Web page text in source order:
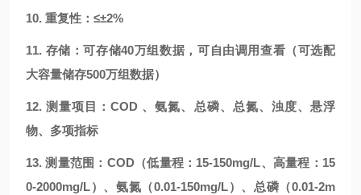
10. 重复性：≤±2%
11. 存储：可存储40万组数据，可自由调用查看 （可选配
大容量储存500万组数据）
12.测量项目：COD 、氨氮、总磷、总氮、浊度、悬浮
物、多项指标
13.测量范围：COD（低量程： 15-150mg/L、高量程： 15
0-2000mg/L）、氨氮（0.01-150mg/L）、总磷（0.01-2m